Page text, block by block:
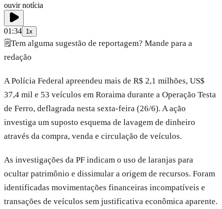
ouvir notícia
01:34 1x
🗒️Tem alguma sugestão de reportagem? Mande para a
redação
A Polícia Federal apreendeu mais de R$ 2,1 milhões, US$
37,4 mil e 53 veículos em Roraima durante a Operação Testa
de Ferro, deflagrada nesta sexta-feira (26/6). A ação
investiga um suposto esquema de lavagem de dinheiro
através da compra, venda e circulação de veículos.
As investigações da PF indicam o uso de laranjas para
ocultar patrimônio e dissimular a origem de recursos. Foram
identificadas movimentações financeiras incompatíveis e
transações de veículos sem justificativa econômica aparente.